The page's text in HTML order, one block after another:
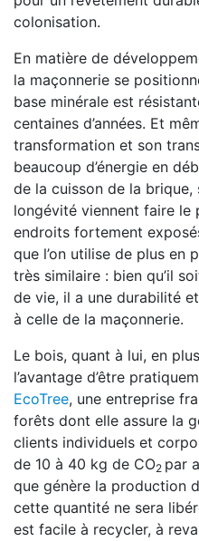
colonisation.
En matière de
la maçonnerie se
base minérale est
centaines d’années. Et
transformation et son
beaucoup d’énergie en
de la cuisson de la brique,
longévité viennent faire le
endroits fortement
que l’on utilise de plus en
très similaire : bien qu’il
de vie, il a une durabilité
à celle de la maçonnerie.
Le bois, quant à lui, en
l’avantage d’être
EcoTree, une entreprise
forêts dont elle assure la
clients individuels et
de 10 à 40 kg de CO2 par
que génère la production
cette quantité ne sera
est facile à recycler, à